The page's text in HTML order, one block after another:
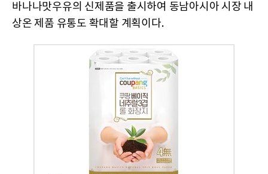
바나나맛우유의 신제품을 출시하여 동남아시아 시장 내
상온 제품 유통도 확대할 계획이다.